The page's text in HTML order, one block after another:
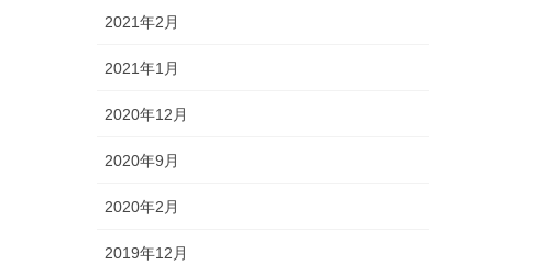
2021年2月
2021年1月
2020年12月
2020年9月
2020年2月
2019年12月